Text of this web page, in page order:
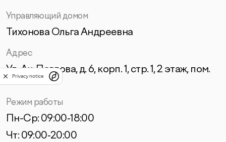
Управляющий домом
Тихонова Ольга Андреевна
Адрес
Ул. Ак. Павлова, д. 6, корп. 1, стр. 1, 2 этаж, пом.
21-Н
Режим работы
Пн-Ср: 09:00‑18:00
Чт: 09:00‑20:00
Privacy notice